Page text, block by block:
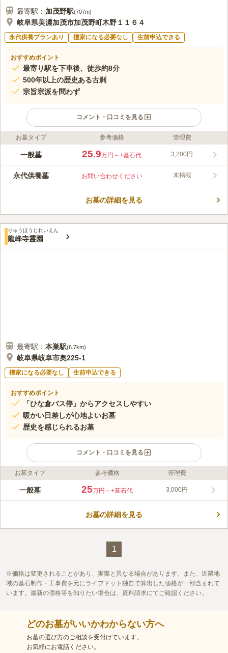
最寄駅： 加茂野駅(707m)
岐阜県美濃加茂市加茂野町木野１１６４
永代供養プランあり 檀家になる必要なし 生前申込できる
おすすめポイント
最寄り駅を下車後、徒歩約8分
500年以上の歴史ある古刹
宗旨宗派を問わず
コメント・口コミを見る
ライフドット編集部のコメント
歴史ある明応寺の寺院墓苑です。 夏には境内に蓮の花が咲き、
の一般墓型と、個人墓型の2種類があります。 個人型は夫婦や兄
弟、友人と一緒に眠りたい方におすすめで、33回忌までは個別で
子でそのまま駐車場からお墓まで行くことができます。
この霊園はまだ誰からも評価されていません。
お墓タイプ 参考価格 管理費
一般墓 25.9万円～+墓石代 3,200円
永代供養墓 お問い合わせください 未掲載
お墓の詳細を見る
りゅうほうじれいえん
龍峰寺霊園
最寄駅： 本巣駅(6.7km)
岐阜県岐阜市奥225-1
檀家になる必要なし 生前申込できる
おすすめポイント
「ひな倉バス停」からアクセスしやすい
暖かい日差しが心地よいお墓
歴史を感じられるお墓
コメント・口コミを見る
ライフドット編集部のコメント
陽当たり抜群の東向きのお墓で、暖かい日差しが心地よく、穏や
でしょう。 参道もフラットなのでお年寄りの方や車椅子の方で
この霊園はまだ誰からも評価されていません。
お墓タイプ 参考価格 管理費
一般墓 25万円～+墓石代 3,000円
お墓の詳細を見る
1
価格は変更されることがあり、実際と異なる場合があります。また、近隣地
域の墓石制作・工事費を元にライフドット独自で算出した価格が一部含まれて
います。最新の価格等を知りたい場合は、資料請求にてご確認ください。
どのお墓がいいかわからない方へ
お墓の選び方のご相談を受付けています。
お気軽にお電話ください。